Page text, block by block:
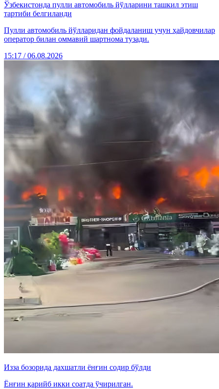
Ўзбекистонда пулли автомобиль йўлларини ташкил этиш
тартиби белгиланди
Пулли автомобиль йўлларидан фойдаланиш учун ҳайдовчилар
оператор билан оммавий шартнома тузади.
15:17 / 06.08.2026
Изза бозорида дахшатли ёнғин содир бўлди
Ёнғин қарийб икки соатда ўчирилган.